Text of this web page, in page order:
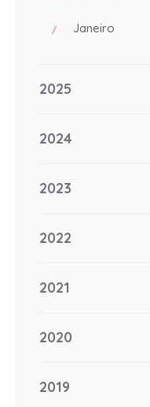
Janeiro
2025
2024
2023
2022
2021
2020
2019